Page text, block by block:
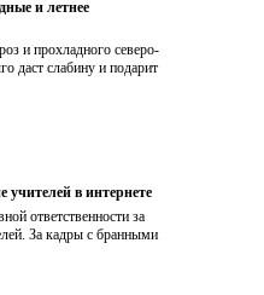
и летнее
и прохладного северо-
даст слабину и подарит
в интернете
ответственности за
За кадры с бранными